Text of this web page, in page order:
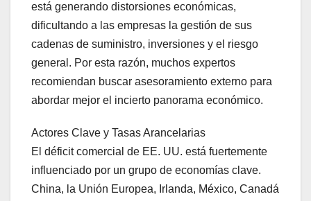
está generando distorsiones económicas,
dificultando a las empresas la gestión de sus
cadenas de suministro, inversiones y el riesgo
general. Por esta razón, muchos expertos
recomiendan buscar asesoramiento externo para
abordar mejor el incierto panorama económico.
Actores Clave y Tasas Arancelarias
El déficit comercial de EE. UU. está fuertemente
influenciado por un grupo de economías clave.
China, la Unión Europea, Irlanda, México, Canadá